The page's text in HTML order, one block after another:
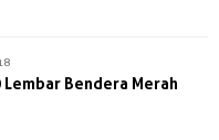
Lembar Bendera Merah